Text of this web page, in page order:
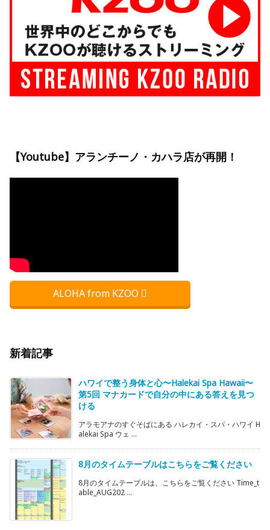
【Youtube】アランチーノ・カハラ店が再開！
ALOHA from KZOO
新着記事
ハワイで整う身体と心〜Halekai Spa Hawaii〜
第5回 マナカードで自分の中にある答えを見つ
ける
アラモアナのすぐそばにある ハレカイ・スパ・ハワイ H
alekai Spa ウェ ...
8月のタイムテーブルはこちらをご覧ください
8月のタイムテーブルは、こちらをご覧ください Time_t
able_AUG202 ...